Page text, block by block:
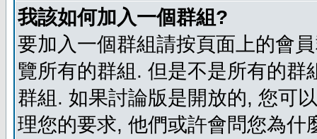
我該如何加入一個群組?
要加入一個群組請按頁面上的會
覽所有的群組. 但是不是所有的
群組. 如果討論版是開放的, 您可
理您的要求, 他們或許會問您為